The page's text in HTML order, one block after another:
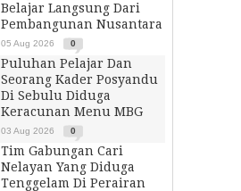
Belajar Langsung Dari
Pembangunan Nusantara
05 Aug 2026 0
Puluhan Pelajar Dan
Seorang Kader Posyandu
Di Sebulu Diduga
Keracunan Menu MBG
03 Aug 2026 0
Tim Gabungan Cari
Nelayan Yang Diduga
Tenggelam Di Perairan